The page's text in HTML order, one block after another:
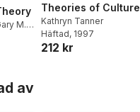
M.
Theories of Culture
Kathryn Tanner
Häftad, 1997
212 kr
av